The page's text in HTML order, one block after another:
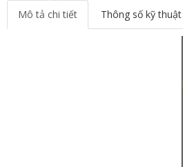
Mô tả chi tiết
Thông số kỹ thuật